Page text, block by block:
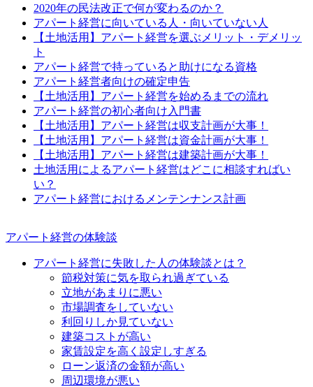
2020年の民法改正で何が変わるのか？
アパート経営に向いている人・向いていない人
【土地活用】アパート経営を選ぶメリット・デメリッ
ト
アパート経営で持っていると助けになる資格
アパート経営者向けの確定申告
【土地活用】アパート経営を始めるまでの流れ
アパート経営の初心者向け入門書
【土地活用】アパート経営は収支計画が大事！
【土地活用】アパート経営は資金計画が大事！
【土地活用】アパート経営は建築計画が大事！
土地活用によるアパート経営はどこに相談すればい
い？
アパート経営におけるメンテンナンス計画
アパート経営の体験談
アパート経営に失敗した人の体験談とは？
節税対策に気を取られ過ぎている
立地があまりに悪い
市場調査をしていない
利回りしか見ていない
建築コストが高い
家賃設定を高く設定しすぎる
ローン返済の金額が高い
周辺環境が悪い